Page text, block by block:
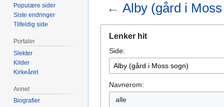
← Alby (gård i
navigering
søk
Lenker hit
Side:
Navnerom:
alle
Populære sider
Siste endringer
Tilfeldig side
Portaler
Slekter
Kilder
Kirkeåret
Annet
Biografier